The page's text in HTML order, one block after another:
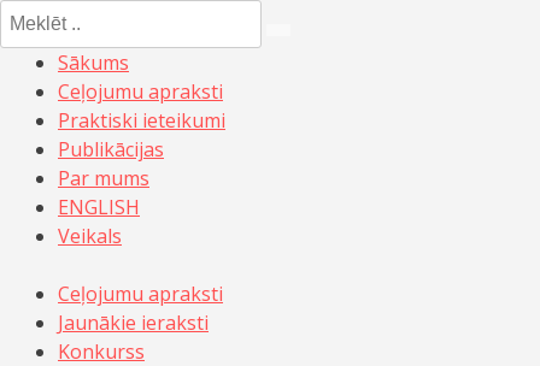
Meklēt:
Sākums
Ceļojumu apraksti
Praktiski ieteikumi
Publikācijas
Par mums
ENGLISH
Veikals
Ceļojumu apraksti
Jaunākie ieraksti
Konkurss